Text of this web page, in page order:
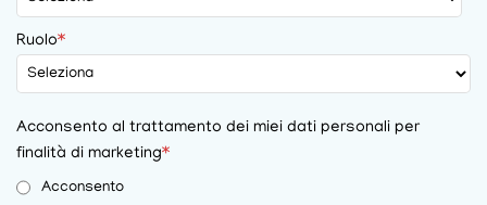
Ruolo*
Acconsento al trattamento dei miei dati personali per
finalità di marketing*
Acconsento